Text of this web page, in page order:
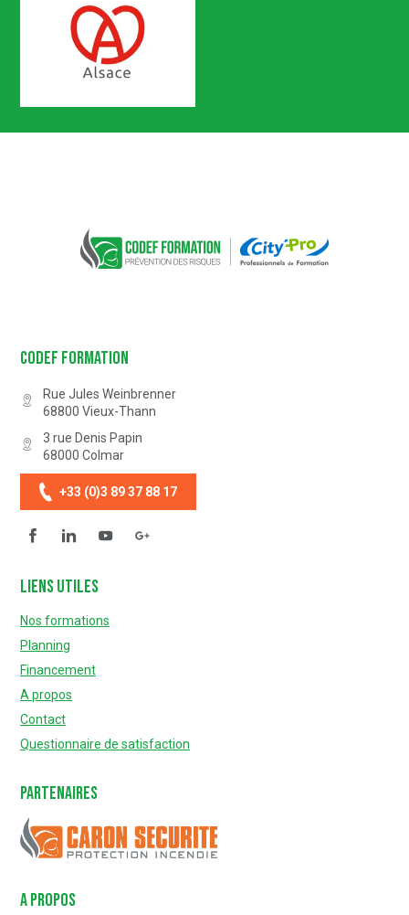
Certification n° 5619
Partenaire Marque Alsace
Codef Formation
Rue Jules Weinbrenner
68800 Vieux-Thann
3 rue Denis Papin
68000 Colmar
+33 (0)3 89 37 88 17
FacebookLinkedinYouTube
Liens utiles
Nos formations
Planning
Financement
A propos
Contact
Questionnaire de satisfaction
Partenaires
Caron Sécurité
A PROPOS